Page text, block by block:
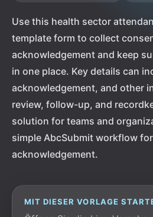
Use this health sector
template form to collect
acknowledgement and keep
in one place. Key details can
acknowledgement, and other
review, follow-up, and
solution for teams and
simple AbcSubmit workflow
acknowledgement.
MIT DIESER VORLAGE